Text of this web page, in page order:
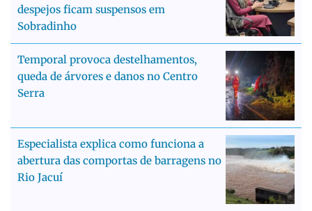
despejos ficam suspensos em
Sobradinho
Temporal provoca destelhamentos,
queda de árvores e danos no Centro
Serra
Especialista explica como funciona a
abertura das comportas de barragens no
Rio Jacuí